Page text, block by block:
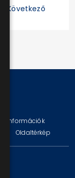
Következő
információk
Oldaltérkép